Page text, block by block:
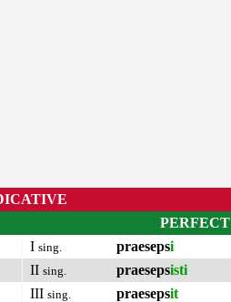
PERFECT
I sing. praesepsi
II sing. praesepsisti
III sing. praesepsit